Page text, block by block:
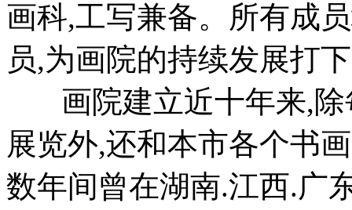
画科,工写兼备。所有成
员,为画院的持续发展打
画院建立近十年来,除
展览外,还和本市各个书
数年间曾在湖南.江西.广